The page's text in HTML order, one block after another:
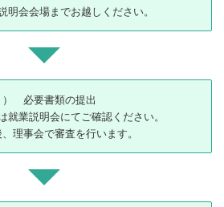
会会場までお越しください。
） 必要書類の提出
業説明会にてご確認ください。
事会で審査を行います。